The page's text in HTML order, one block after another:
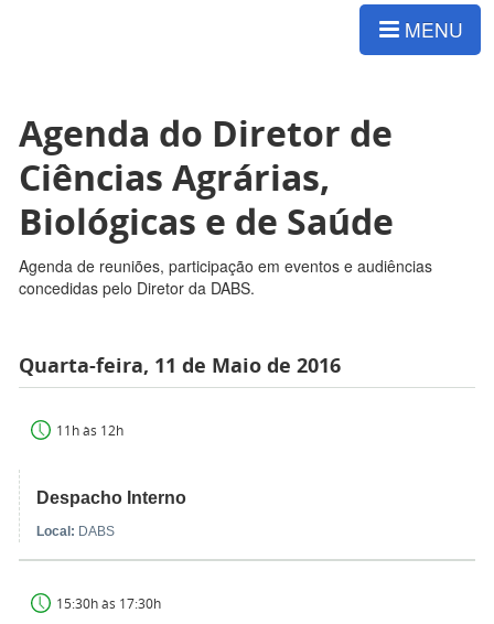
MENU
Agenda do Diretor de
Ciências Agrárias,
Biológicas e de Saúde
Agenda de reuniões, participação em eventos e audiências
concedidas pelo Diretor da DABS.
Quarta-feira, 11 de Maio de 2016
11h às 12h
Despacho Interno
Local: DABS
15:30h às 17:30h